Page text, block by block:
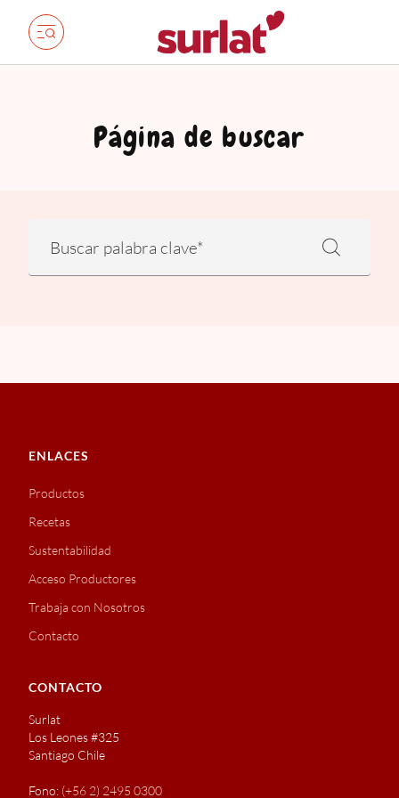
Página de buscar
Suchen
ENLACES
Productos
Recetas
Sustentabilidad
Acceso Productores
Trabaja con Nosotros
Contacto
CONTACTO
Surlat
Los Leones #325
Santiago Chile
Fono: (+56 2) 2495 0300